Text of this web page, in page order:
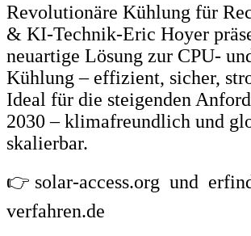
Revolutionäre Kühlung für
& KI-Technik-Eric Hoyer
neuartige Lösung zur CPU-
Kühlung – effizient, sicher,
Ideal für die steigenden
2030 – klimafreundlich und
skalierbar.
👉 solar-access.org und
verfahren.de